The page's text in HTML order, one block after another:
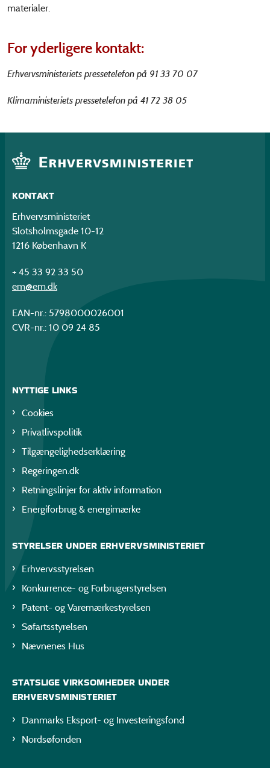
materialer.
For yderligere kontakt:
Erhvervsministeriets pressetelefon på 91 33 70 07
Klimaministeriets pressetelefon på 41 72 38 05
KONTAKT
Erhvervsministeriet
Slotsholmsgade 10-12
1216 København K
+ 45 33 92 33 50
em@em.dk
EAN-nr.: 5798000026001
CVR-nr.: 10 09 24 85
NYTTIGE LINKS
Cookies
Privatlivspolitik
Tilgængelighedserklæring
Regeringen.dk
Retningslinjer for aktiv information
Energiforbrug & energimærke
STYRELSER UNDER ERHVERVSMINISTERIET
Erhvervsstyrelsen
Konkurrence- og Forbrugerstyrelsen
Patent- og Varemærkestyrelsen
Søfartsstyrelsen
Nævnenes Hus
STATSLIGE VIRKSOMHEDER UNDER
ERHVERVSMINISTERIET
Danmarks Eksport- og Investeringsfond
Nordsøfonden